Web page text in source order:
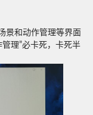
景和动作管理等界面
理”必卡死，卡死半